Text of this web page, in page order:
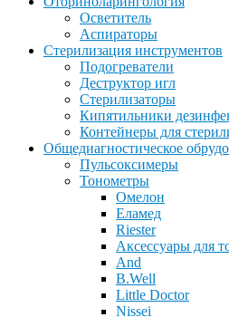
Осветитель
Аспираторы
Стерилизация инструментов
Подогреватели
Деструктор игл
Стерилизаторы
Кипятильники
Контейнеры для
Общедиагностическое
Пульсоксимеры
Тонометры
Омелон
Еламед
Riester
Аксессуары для
And
B.Well
Little Doctor
Nissei